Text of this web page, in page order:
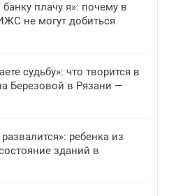
плачу я»: почему в
не могут добиться
судьбу»: что творится в
Березовой в Рязани —
ребенка из
зданий в